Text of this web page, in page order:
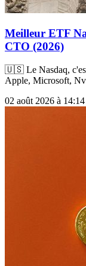
Meilleur ETF
CTO (2026)
🇺🇸 Le Nasdaq, c'est
Apple, Microsoft,
02 août 2026 à 14:14